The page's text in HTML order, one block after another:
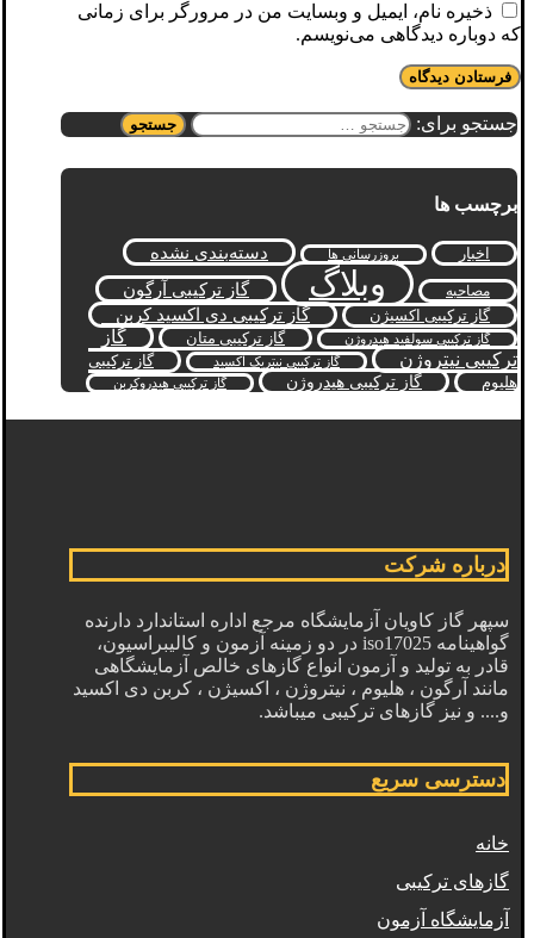
ذخیره نام، ایمیل و وبسایت من در مرورگر برای زمانی
که دوباره دیدگاهی می‌نویسم.
جستجو برای:
برچسب ها
اخبار بروزرسانی ها دسته‌بندی نشده
مصاحبه وبلاگ گاز ترکیبی آرگون
گاز ترکیبی اکسیژن گاز ترکیبی دی اکسید کربن
گاز ترکیبی سولفید هیدروژن گاز ترکیبی متان
گاز
ترکیبی نیتروژن
گاز ترکیبی نیتریک اکسید
گاز ترکیبی
هلیوم
گاز ترکیبی هیدروژن گاز ترکیبی هیدروکربن
درباره شرکت
سپهر گاز کاویان آزمایشگاه مرجع اداره استاندارد دارنده
گواهینامه iso17025 در دو زمینه آزمون و کالیبراسیون،
قادر به تولید و آزمون انواع گازهای خالص آزمایشگاهی
مانند آرگون ، هلیوم ، نیتروژن ، اکسیژن ، کربن دی اکسید
و.... و نیز گازهای ترکیبی میباشد.
دسترسی سریع
خانه
گازهای ترکیبی
آزمایشگاه آزمون